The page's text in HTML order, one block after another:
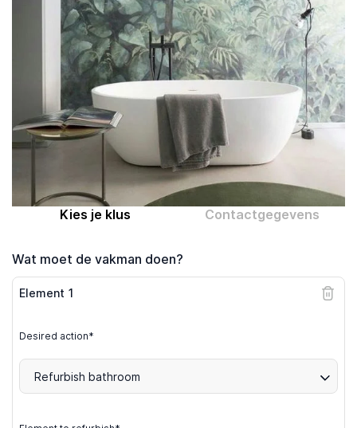
Computer expert
Over MrFix
Log in als vakman
Kies je klus Contactgegevens
Wat moet de vakman doen?
Element 1
Desired action*
Refurbish bathroom